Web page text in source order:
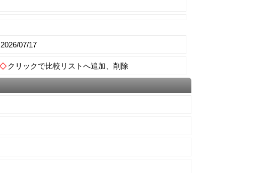
2026/07/17
クリックで比較リストへ追加、削除